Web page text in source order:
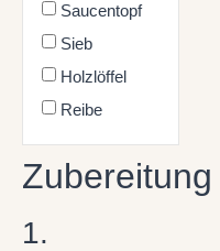
Saucentopf
Sieb
Holzlöffel
Reibe
Zubereitung
1.